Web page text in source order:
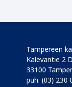
Tampereen
Kalevantie 2
33100
puh. (03) 230